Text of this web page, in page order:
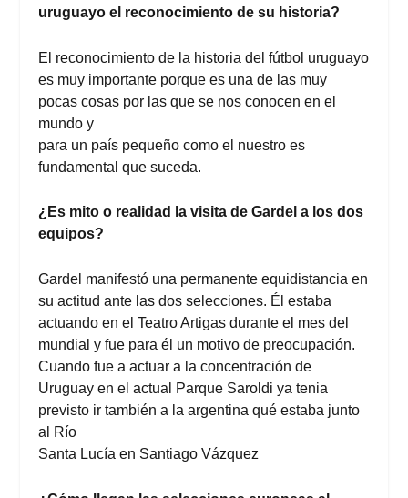
uruguayo el reconocimiento de su historia?
El reconocimiento de la historia del fútbol uruguayo
es muy importante porque es una de las muy
pocas cosas por las que se nos conocen en el
mundo y
para un país pequeño como el nuestro es
fundamental que suceda.
¿Es mito o realidad la visita de Gardel a los dos
equipos?
Gardel manifestó una permanente equidistancia en
su actitud ante las dos selecciones. Él estaba
actuando en el Teatro Artigas durante el mes del
mundial y fue para él un motivo de preocupación.
Cuando fue a actuar a la concentración de
Uruguay en el actual Parque Saroldi ya tenia
previsto ir también a la argentina qué estaba junto
al Río
Santa Lucía en Santiago Vázquez